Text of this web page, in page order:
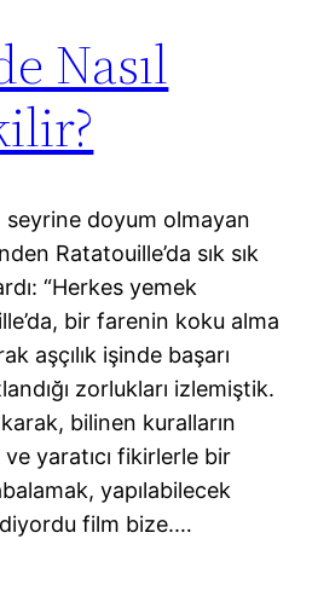
Nasıl
seyrine doyum olmayan
Ratatouille’da sık sık
“Herkes yemek
bir farenin koku alma
aşçılık işinde başarı
zorlukları izlemiştik.
bilinen kuralların
ve yaratıcı fikirlerle bir
yapılabilecek
film bize.…